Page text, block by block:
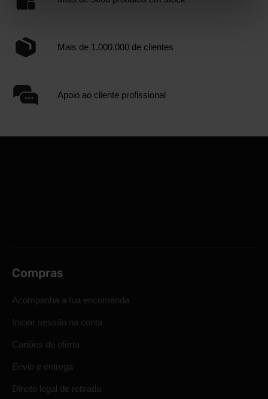
Mais de 1.000.000 de clientes
Apoio ao cliente profissional
Compras
Acompanha a tua encomenda
Iniciar sessão na conta
Cartões de oferta
Envio e entrega
Direito legal de retirada